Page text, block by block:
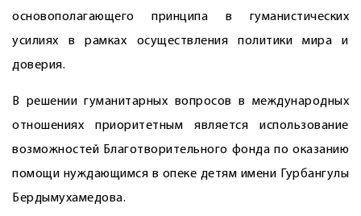
основополагающего принципа в гуманистических
усилиях в рамках осуществления политики мира и
доверия.
В решении гуманитарных вопросов в международных
отношениях прио­ритетным является использование
возможностей Благотворительного фонда по оказанию
помощи нуждающимся в опеке детям имени Гурбангулы
Бердымухамедова.